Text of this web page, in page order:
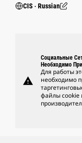
CIS ‧ Russian
warning
Социальные
Необходимо
Для работы
необходимо
файлы cookie